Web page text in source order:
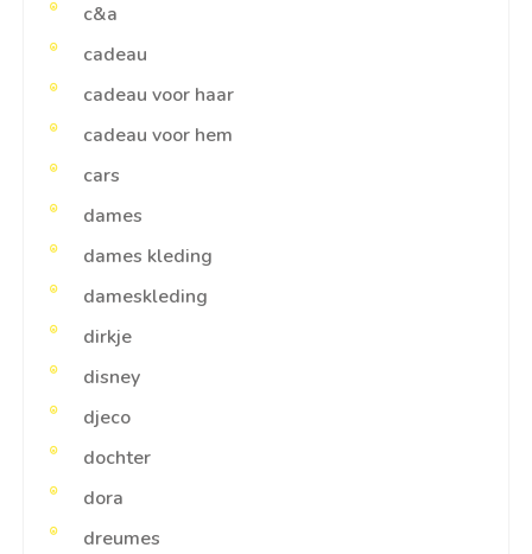
c&a
cadeau
cadeau voor haar
cadeau voor hem
cars
dames
dames kleding
dameskleding
dirkje
disney
djeco
dochter
dora
dreumes